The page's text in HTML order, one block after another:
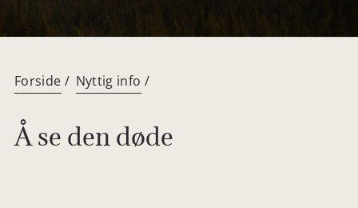
Forside / Nyttig info /
Å se den døde